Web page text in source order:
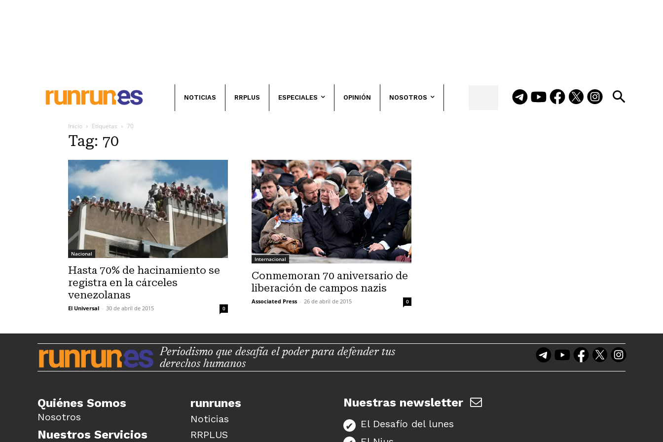
NOTICIAS RRPLUS ESPECIALES OPINIÓN NOSOTROS
Inicio Etiquetas 70
Tag: 70
Nacional
Hasta 70% de hacinamiento se
registra en la cárceles
venezolanas
El Universal - 30 de abril de 2015 0
Internacional
Conmemoran 70 aniversario de
liberación de campos nazis
Associated Press - 26 de abril de 2015 0
Periodismo que desafía el poder para defender tus
derechos humanos
Quiénes Somos
Nosotros
Nuestros Servicios
runrunes
Noticias
RRPLUS
Nuestras newsletter
El Desafío del lunes